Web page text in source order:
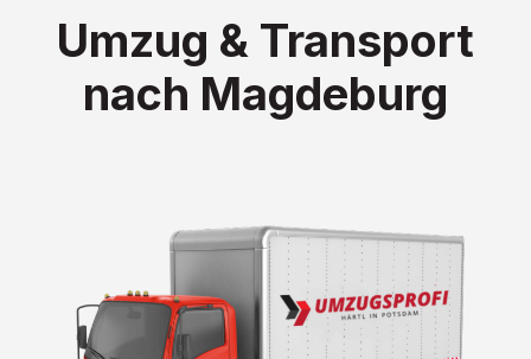
Umzug & Transport
nach Magdeburg